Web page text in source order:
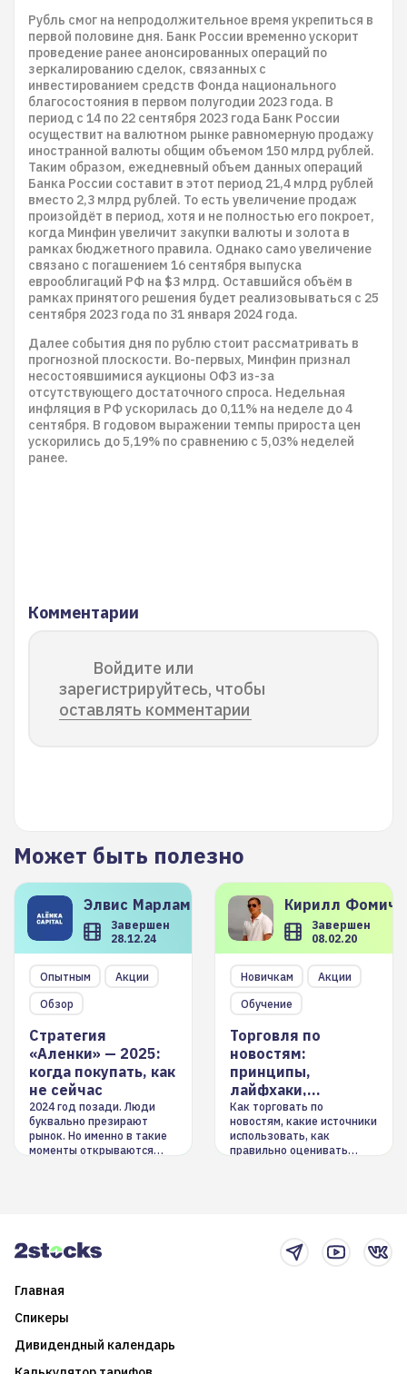
Рубль смог на непродолжительное время укрепиться в
первой половине дня. Банк России временно ускорит
проведение ранее анонсированных операций по
зеркалированию сделок, связанных с
инвестированием средств Фонда национального
благосостояния в первом полугодии 2023 года. В
период с 14 по 22 сентября 2023 года Банк России
осуществит на валютном рынке равномерную продажу
иностранной валюты общим объемом 150 млрд рублей.
Таким образом, ежедневный объем данных операций
Банка России составит в этот период 21,4 млрд рублей
вместо 2,3 млрд рублей. То есть увеличение продаж
произойдёт в период, хотя и не полностью его покроет,
когда Минфин увеличит закупки валюты и золота в
рамках бюджетного правила. Однако само увеличение
связано с погашением 16 сентября выпуска
еврооблигаций РФ на $3 млрд. Оставшийся объём в
рамках принятого решения будет реализовываться с 25
сентября 2023 года по 31 января 2024 года.
Далее события дня по рублю стоит рассматривать в
прогнозной плоскости. Во-первых, Минфин признал
несостоявшимися аукционы ОФЗ из-за
отсутствующего достаточного спроса. Недельная
инфляция в РФ ускорилась до 0,11% на неделе до 4
сентября. В годовом выражении темпы прироста цен
ускорились до 5,19% по сравнению с 5,03% неделей
ранее.
Комментарии
Войдите или
зарегистрируйтесь, чтобы
оставлять комментарии
Может быть полезно
Элвис Марламов
Завершен
28.12.24
Опытным
Акции
Обзор
Стратегия
«Аленки» — 2025:
когда покупать, как
не сейчас
2024 год позади. Люди
буквально презирают
рынок. Но именно в такие
моменты открываются
Кирилл
Завершен
08.02.20
Новичкам
Акции
Обучение
Торговля по
новостям:
принципы,
лайфхаки,
инструменты
Как торговать по
новостям, какие источники
использовать, как
правильно оценивать
Главная
Спикеры
Дивидендный календарь